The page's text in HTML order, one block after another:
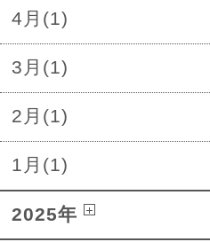
4月(1)
3月(1)
2月(1)
1月(1)
2025年